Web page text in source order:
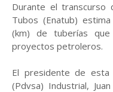
Durante el transcurso
Tubos (Enatub)
(km) de tuberías
proyectos petroleros.
El presidente de
(Pdvsa) Industrial,